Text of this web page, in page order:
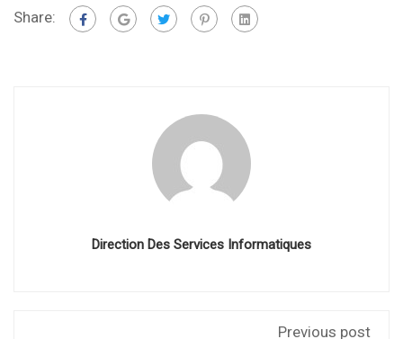
Share:
Direction Des Services Informatiques
Previous post